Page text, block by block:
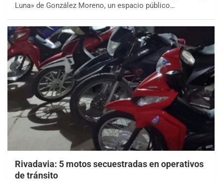
Luna» de González Moreno, un espacio público…
Rivadavia: 5 motos secuestradas en operativos
de tránsito